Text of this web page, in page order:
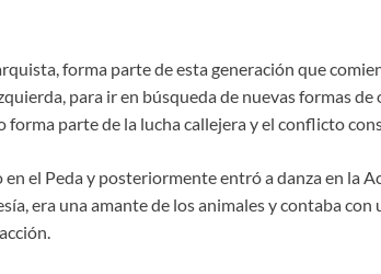
forma parte de esta generación que
para ir en búsqueda de nuevas formas de
forma parte de la lucha callejera y el conflicto
el Peda y posteriormente entró a danza en la
era una amante de los animales y contaba con